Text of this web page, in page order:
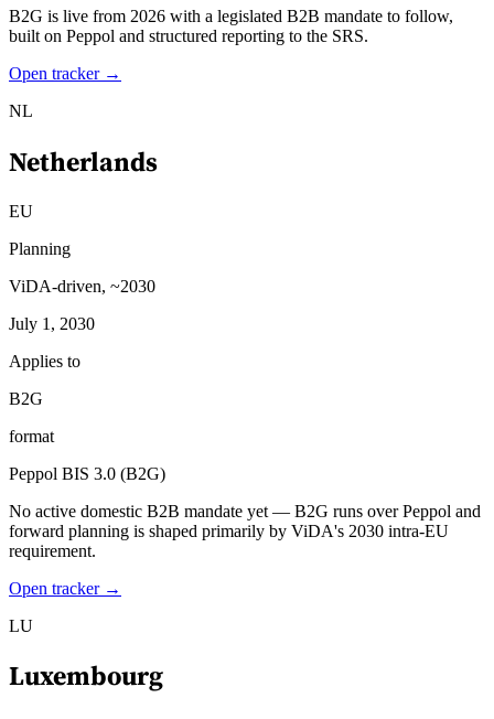
B2G is live from 2026 with a legislated B2B mandate to follow,
built on Peppol and structured reporting to the SRS.
Open tracker →
NL
Netherlands
EU
Planning
ViDA-driven, ~2030
July 1, 2030
Applies to
B2G
format
Peppol BIS 3.0 (B2G)
No active domestic B2B mandate yet — B2G runs over Peppol and
forward planning is shaped primarily by ViDA's 2030 intra-EU
requirement.
Open tracker →
LU
Luxembourg